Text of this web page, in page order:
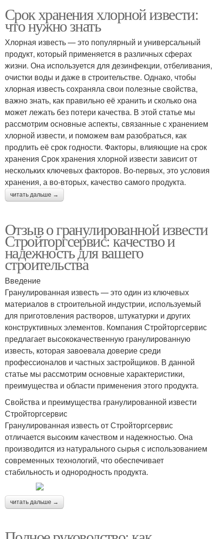
Срок хранения хлорной извести:
что нужно знать
Хлорная известь — это популярный и универсальный
продукт, который применяется в различных сферах
жизни. Она используется для дезинфекции, отбеливания,
очистки воды и даже в строительстве. Однако, чтобы
хлорная известь сохраняла свои полезные свойства,
важно знать, как правильно её хранить и сколько она
может лежать без потери качества. В этой статье мы
рассмотрим основные аспекты, связанные с хранением
хлорной извести, и поможем вам разобраться, как
продлить её срок годности. Факторы, влияющие на срок
хранения Срок хранения хлорной извести зависит от
нескольких ключевых факторов. Во-первых, это условия
хранения, а во-вторых, качество самого продукта.
читать дальше →
Отзыв о гранулированной извести
Стройторгсервис: качество и
надежность для вашего
строительства
Введение
Гранулированная известь — это один из ключевых
материалов в строительной индустрии, используемый
для приготовления растворов, штукатурки и других
конструктивных элементов. Компания Стройторгсервис
предлагает высококачественную гранулированную
известь, которая завоевала доверие среди
профессионалов и частных застройщиков. В данной
статье мы рассмотрим основные характеристики,
преимущества и области применения этого продукта.
Свойства и преимущества гранулированной извести
Стройторгсервис
Гранулированная известь от Стройторгсервис
отличается высоким качеством и надежностью. Она
производится из натурального сырья с использованием
современных технологий, что обеспечивает
стабильность и однородность продукта.
читать дальше →